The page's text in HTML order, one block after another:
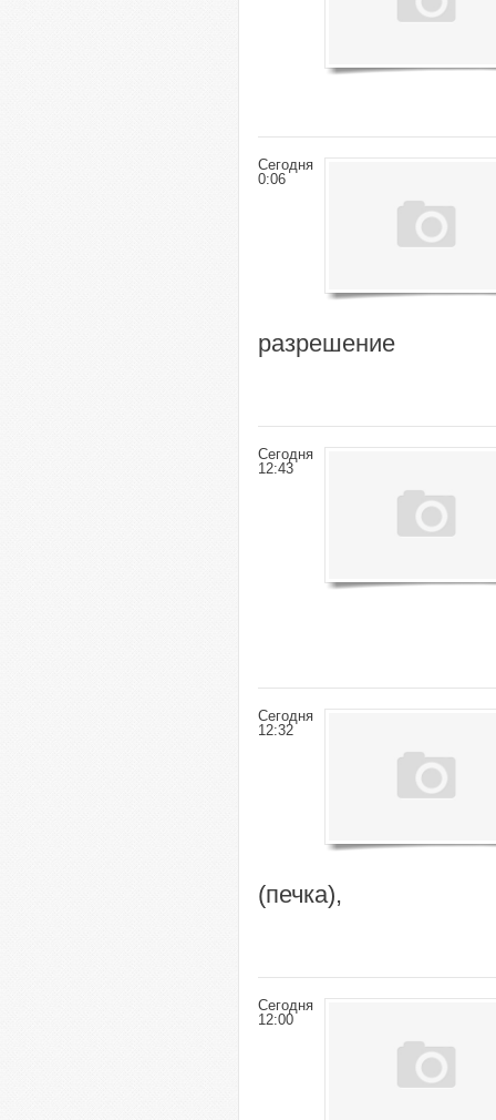
Сегодня
0:06
разрешение
Сегодня
12:43
Сегодня
12:32
(печка),
Сегодня
12:00